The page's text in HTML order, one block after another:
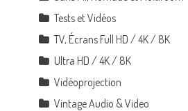
Tests et Vidéos
TV, Écrans Full HD / 4K / 8K
Ultra HD / 4K / 8K
Vidéoprojection
Vintage Audio & Video